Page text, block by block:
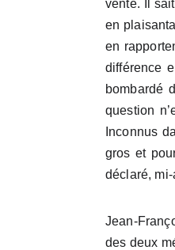
vente. Il
en
en
différence
bombardé
question
Inconnus
gros et
déclaré,
Jean-
des deux